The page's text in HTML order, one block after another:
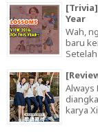
Year
Wah,
baru
Always
karya